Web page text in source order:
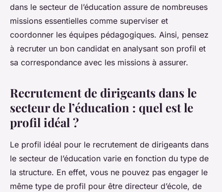
clés ?
Samuel•29 juin 2024•3 min de lecture
dans le secteur de l’éducation assure de nombreuses
missions essentielles comme superviser et
coordonner les équipes pédagogiques. Ainsi, pensez
à recruter un bon candidat en analysant son profil et
sa correspondance avec les missions à assurer.
Recrutement de dirigeants dans le
secteur de l’éducation : quel est le
profil idéal ?
Le profil idéal pour le recrutement de dirigeants dans
le secteur de l’éducation varie en fonction du type de
la structure. En effet, vous ne pouvez pas engager le
même type de profil pour être directeur d’école, de